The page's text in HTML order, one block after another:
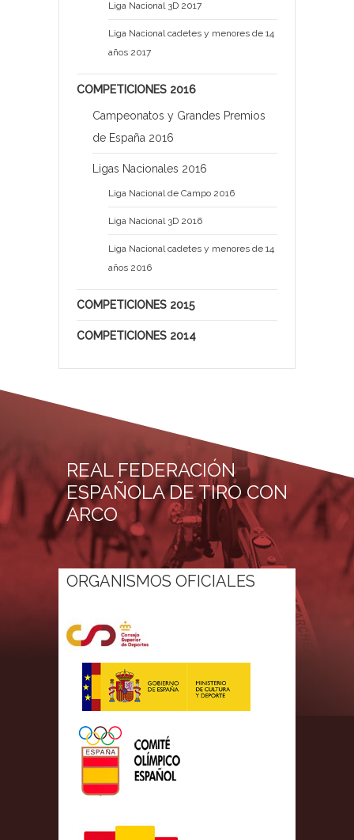
Liga Nacional 3D 2017
Liga Nacional cadetes y menores de 14
años 2017
COMPETICIONES 2016
Campeonatos y Grandes Premios
de España 2016
Ligas Nacionales 2016
Liga Nacional de Campo 2016
Liga Nacional 3D 2016
Liga Nacional cadetes y menores de 14
años 2016
COMPETICIONES 2015
COMPETICIONES 2014
REAL FEDERACIÓN
ESPAÑOLA DE TIRO CON
ARCO
ORGANISMOS OFICIALES